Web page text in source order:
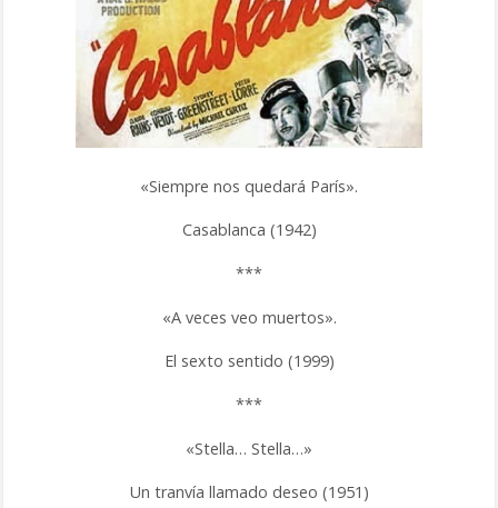
«Siempre nos quedará París».
Casablanca (1942)
***
«A veces veo muertos».
El sexto sentido (1999)
***
«Stella… Stella…»
Un tranvía llamado deseo (1951)